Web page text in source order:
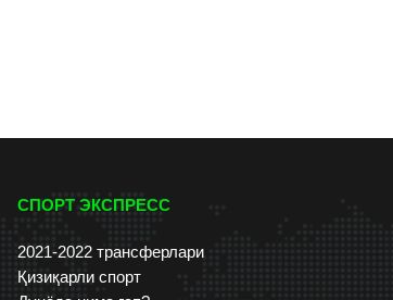
СПОРТ ЭКСПРЕСС
2021-2022 трансферлари
Қизиқарли спорт